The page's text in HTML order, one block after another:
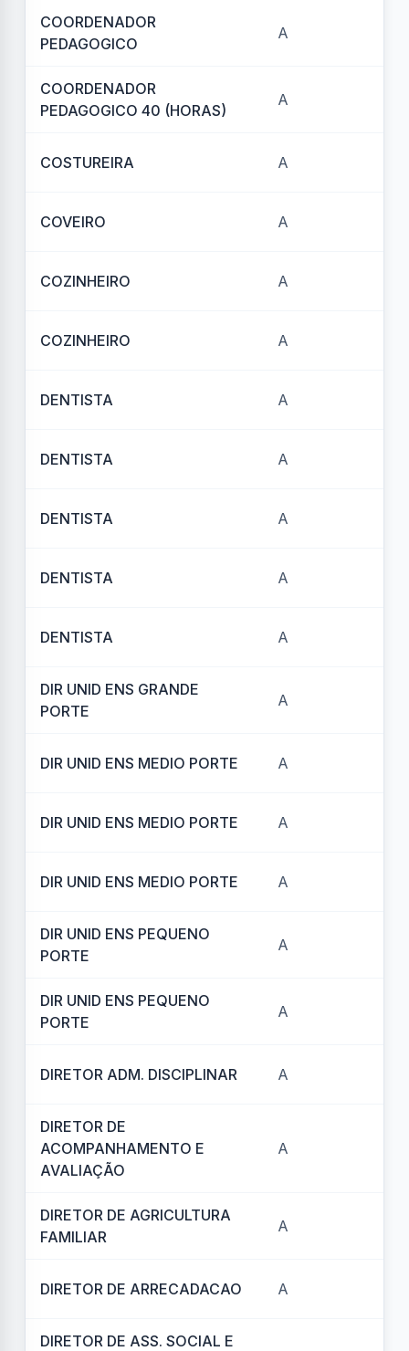
COORDENADOR
PEDAGOGICO
A
COORDENADOR
PEDAGOGICO 40 (HORAS)
A
COSTUREIRA A
COVEIRO A
COZINHEIRO A
COZINHEIRO A
DENTISTA A
DENTISTA A
DENTISTA A
DENTISTA A
DENTISTA A
DIR UNID ENS GRANDE
PORTE
A
DIR UNID ENS MEDIO PORTE A
DIR UNID ENS MEDIO PORTE A
DIR UNID ENS MEDIO PORTE A
DIR UNID ENS PEQUENO
PORTE
A
DIR UNID ENS PEQUENO
PORTE
A
DIRETOR ADM. DISCIPLINAR A
DIRETOR DE
ACOMPANHAMENTO E
AVALIAÇÃO
A
DIRETOR DE AGRICULTURA
FAMILIAR
A
DIRETOR DE ARRECADACAO A
DIRETOR DE ASS. SOCIAL E